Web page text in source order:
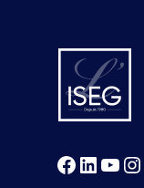
Facebook LinkedIn YouTube Instagram